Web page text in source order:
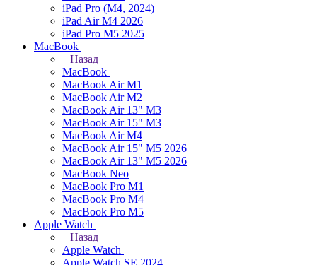
iPad Pro (M4, 2024)
iPad Air M4 2026
iPad Pro M5 2025
MacBook
Назад
MacBook
MacBook Air M1
MacBook Air M2
MacBook Air 13" M3
MacBook Air 15" M3
MacBook Air M4
MacBook Air 15" М5 2026
MacBook Air 13" М5 2026
MacBook Neo
MacBook Pro M1
MacBook Pro M4
MacBook Pro M5
Apple Watch
Назад
Apple Watch
Apple Watch SE 2024